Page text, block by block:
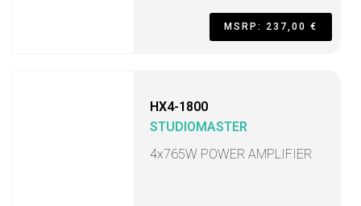
MSRP: 237,00 €
HX4-1800
STUDIOMASTER
4x765W POWER AMPLIFIER